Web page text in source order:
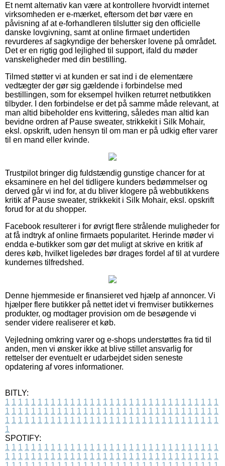
Et nemt alternativ kan være at kontrollere hvorvidt internet
virksomheden er e-mærket, eftersom det bør være en
påvisning af at e-forhandleren tilslutter sig den officielle
danske lovgivning, samt at online firmaet undertiden
revurderes af sagkyndige der behersker lovene på området.
Det er en rigtig god lejlighed til support, ifald du møder
vanskeligheder med din bestilling.
Tilmed støtter vi at kunden er sat ind i de elementære
vedtægter der gør sig gældende i forbindelse med
bestillingen, som for eksempel hvilken returret netbutikken
tilbyder. I den forbindelse er det på samme måde relevant, at
man altid bibeholder ens kvittering, således man altid kan
bevidne ordren af Pause sweater, strikkekit i Silk Mohair,
eksl. opskrift, uden hensyn til om man er på udkig efter varer
til en mand eller kvinde.
Trustpilot bringer dig fuldstændig gunstige chancer for at
eksaminere en hel del tidligere kunders bedømmelser og
derved går vi ind for, at du bliver klogere på webbutikkens
kritik af Pause sweater, strikkekit i Silk Mohair, eksl. opskrift
forud for at du shopper.
Facebook resulterer i for øvrigt flere strålende muligheder for
at få indtryk af online firmaets popularitet. Herinde møder vi
endda e-butikker som gør det muligt at skrive en kritik af
deres køb, hvilket ligeledes bør drages fordel af til at vurdere
kundernes tilfredshed.
Denne hjemmeside er finansieret ved hjælp af annoncer. Vi
hjælper flere butikker på nettet idet vi fremviser butikkernes
produkter, og modtager provision om de besøgende vi
sender videre realiserer et køb.
Vejledning omkring varer og e-shops understøttes fra tid til
anden, men vi ønsker ikke at blive stillet ansvarlig for
rettelser der eventuelt er udarbejdet siden seneste
opdatering af vores informationer.
BITLY:
1 1 1 1 1 1 1 1 1 1 1 1 1 1 1 1 1 1 1 1 1 1 1 1 1 1 1 1 1 1 1 1 1
1 1 1 1 1 1 1 1 1 1 1 1 1 1 1 1 1 1 1 1 1 1 1 1 1 1 1 1 1 1 1 1 1
1 1 1 1 1 1 1 1 1 1 1 1 1 1 1 1 1 1 1 1 1 1 1 1 1 1 1 1 1 1 1 1 1
1
SPOTIFY:
1 1 1 1 1 1 1 1 1 1 1 1 1 1 1 1 1 1 1 1 1 1 1 1 1 1 1 1 1 1 1 1 1
1 1 1 1 1 1 1 1 1 1 1 1 1 1 1 1 1 1 1 1 1 1 1 1 1 1 1 1 1 1 1 1 1